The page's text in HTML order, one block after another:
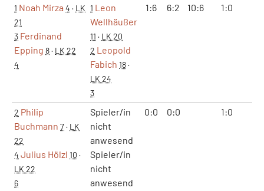
1 Noah Mirza 4 · LK
21
3 Ferdinand
Epping 8· LK 22
4
1 Leon
Wellhäußer
11 · LK 20
2 Leopold
Fabich 18·
LK 24
3
1:6 6:2 10:6 1:0
2 Philip
Buchmann 7· LK
22
4 Julius Hölzl 10 ·
LK 22
6
Spieler/in
nicht
anwesend
Spieler/in
nicht
anwesend
0:0 0:0 1:0